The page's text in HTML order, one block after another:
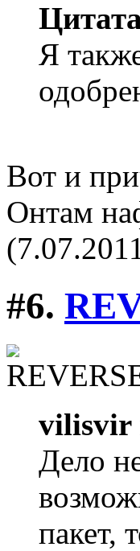
Я
Вот и
Онтам
#6.
vilisvir
Дело
пакет,